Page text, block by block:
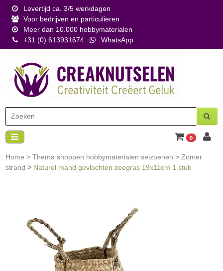
Levertijd ca. 3/5 werkdagen
Voor bedrijven en particulieren
Meer dan 10.000 hobbymaterialen
+31 (0) 613931674
WhatsApp
0
Home > Thema shoppen hobbymaterialen seizoenen > Zomer
strand > Naturel mand gevlochten zeegras 19x11cm 1 stuk